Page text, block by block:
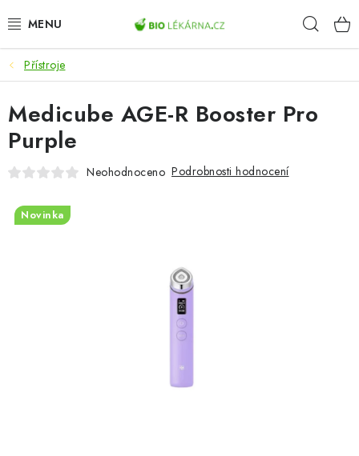
na
AKCE
DOPLŇKY STRAVY
PŘÍRODNÍ KOSMETIKA
Přístroje
Medicube AGE-R Booster Pro
Purple
Neohodnoceno Podrobnosti hodnocení
Novinka